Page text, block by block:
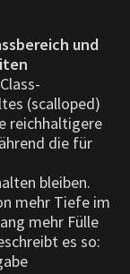
und
(scalloped)
reichhaltigere
die für
bleiben.
mehr Tiefe im
mehr Fülle
es so: